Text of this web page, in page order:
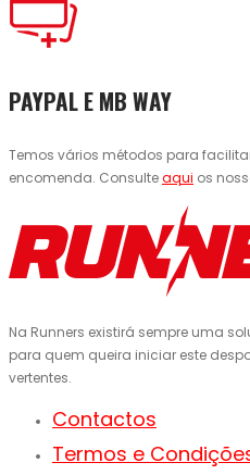
PAYPAL E MB WAY
Temos vários métodos para
encomenda. Consulteaqui os
Na Runners existirá sempre uma
para quem queira iniciar este
vertentes.
Contactos
Termos e